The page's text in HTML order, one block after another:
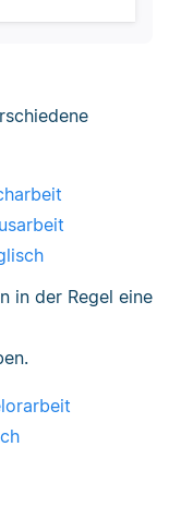
in der Regel eine